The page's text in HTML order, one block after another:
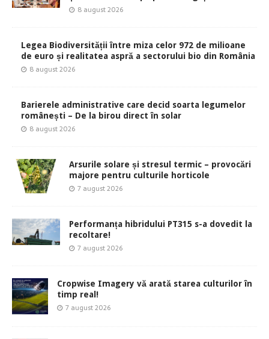
8 august 2026
Legea Biodiversității între miza celor 972 de milioane
de euro și realitatea aspră a sectorului bio din România
8 august 2026
Barierele administrative care decid soarta legumelor
românești – De la birou direct în solar
8 august 2026
Arsurile solare și stresul termic – provocări
majore pentru culturile horticole
7 august 2026
Performanța hibridului PT315 s-a dovedit la
recoltare!
7 august 2026
Cropwise Imagery vă arată starea culturilor în
timp real!
7 august 2026